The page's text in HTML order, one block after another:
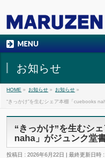
MENU
お知らせ
HOME » お知らせ » お知らせ »
“きっかけ”を生むシェア本棚「cuebooks
“きっかけ”を生むシ
naha」がジュンク堂
投稿日 : 2026年6月22日 最終更新日時